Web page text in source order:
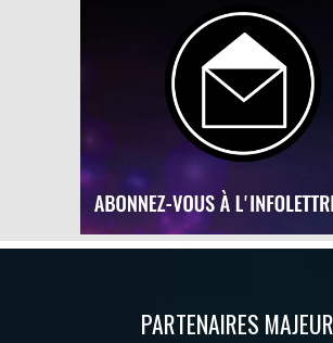
PARTENAIRES